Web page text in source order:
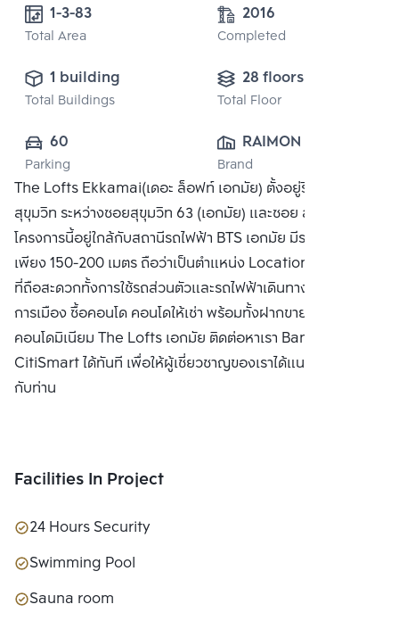
Total Area
2016
Completed
1 building
Total Buildings
28 floors
Total Floor
60
Parking
RAIMON LAND
PUBLIC CO.,
LTD.
Brand
The Lofts Ekkamai(เดอะ ล็อฟท์ เอกมัย) ตั้งอยู่ริมถนน
สุขุมวิท ระหว่างซอยสุขุมวิท 63 (เอกมัย) และซอย สุขุมวิท 65
โครงการนี้อยู่ใกล้กับสถานีรถไฟฟ้า BTS เอกมัย มีระยะเดินเท้า
เพียง 150-200 เมตร ถือว่าเป็นตำแหน่ง Location คอนโดเมือง
ที่ถือสะดวกทั้งการใช้รถส่วนตัวและรถไฟฟ้าเดินทางเข้าสู่ใจ
การเมือง ซื้อคอนโด คอนโดให้เช่า พร้อมทั้งฝากขาย
คอนโดมิเนียม The Lofts เอกมัย ติดต่อหาเรา Bangkok
CitiSmart ได้ทันที เพื่อให้ผู้เชี่ยวชาญของเราได้แนะนำคอนโดให้
กับท่าน
Facilities In Project
24 Hours Security
Swimming Pool
Sauna room